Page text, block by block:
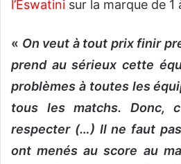
l’Eswatini sur la marque de 1
« On veut à tout prix finir
prend au sérieux cette
problèmes à toutes les
tous les matchs. Donc,
respecter (…) Il ne faut
ont menés au score au